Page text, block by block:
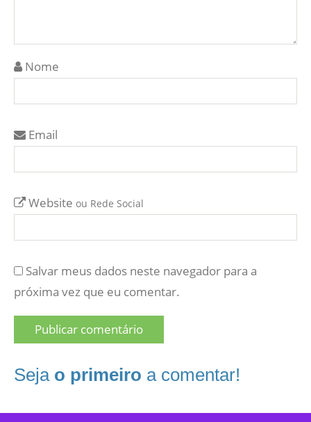
Nome
Email
Website ou Rede Social
Salvar meus dados neste navegador para a
próxima vez que eu comentar.
Seja o primeiro a comentar!